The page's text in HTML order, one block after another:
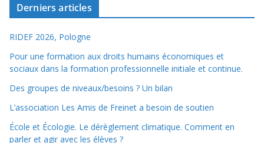
Derniers articles
RIDEF 2026, Pologne
Pour une formation aux droits humains économiques et
sociaux dans la formation professionnelle initiale et continue.
Des groupes de niveaux/besoins ? Un bilan
L’association Les Amis de Freinet a besoin de soutien
École et Écologie. Le dérèglement climatique. Comment en
parler et agir avec les élèves ?